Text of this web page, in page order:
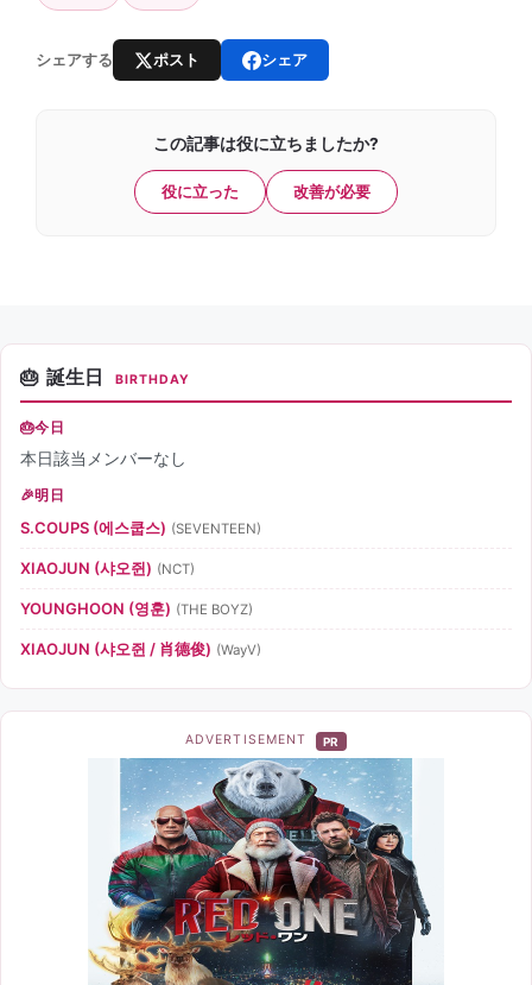
シェアする ポスト シェア
この記事は役に立ちましたか?
役に立った 改善が必要
誕生日 BIRTHDAY
今日
本日該当メンバーなし
明日
S.COUPS (에스쿱스) (SEVENTEEN)
XIAOJUN (샤오쥔) (NCT)
YOUNGHOON (영훈) (THE BOYZ)
XIAOJUN (샤오쥔 / 肖德俊) (WayV)
ADVERTISEMENT PR